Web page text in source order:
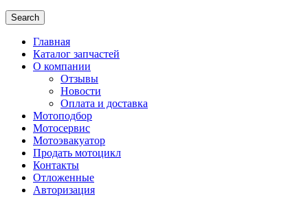
Search
Главная
Каталог запчастей
О компании
Отзывы
Новости
Оплата и доставка
Мотоподбор
Мотосервис
Мотоэвакуатор
Продать мотоцикл
Контакты
Отложенные
Авторизация